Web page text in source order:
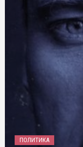
ПОЛИТИКА